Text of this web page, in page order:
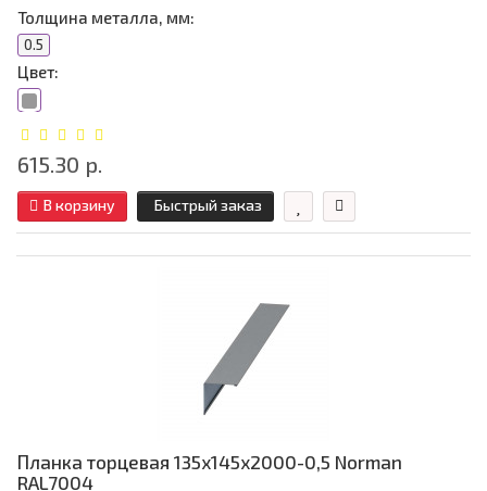
Толщина металла, мм:
0.5
Цвет:
615.30 р.
В корзину Быстрый заказ
Планка торцевая 135х145х2000-0,5 Norman
RAL7004